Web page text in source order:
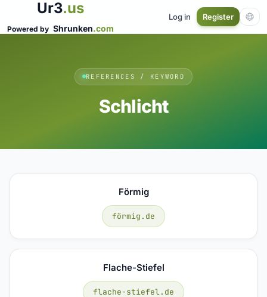
Ur3.us
Powered by Shrunken.com
Log in Register
REFERENCES / KEYWORD
Schlicht
Förmig
förmig.de
Flache-Stiefel
flache-stiefel.de